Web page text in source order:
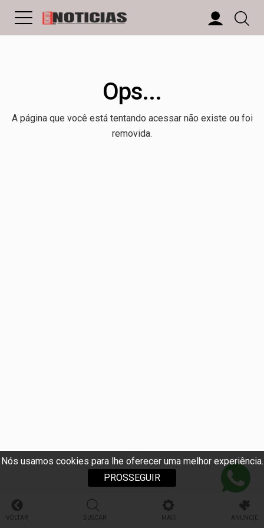
Nós usamos cookies para lhe oferecer uma melhor experiência.
PROSSEGUIR
Ops...
A página que você está tentando acessar não existe ou foi
removida.
VOLTAR BUSCAR MAIS ANUNCIE